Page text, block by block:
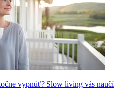
vypnúť? Slow living vás naučí